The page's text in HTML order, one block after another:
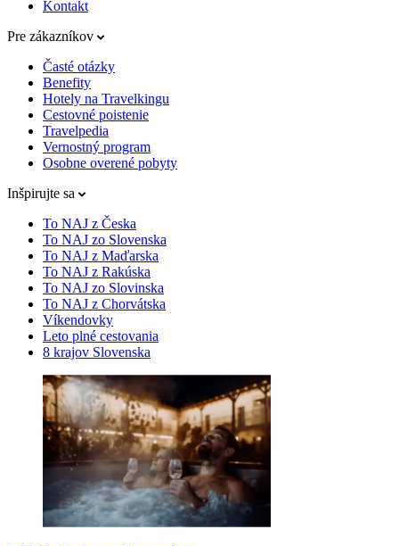
Kontakt
Pre zákazníkov
Časté otázky
Benefity
Hotely na Travelkingu
Cestovné poistenie
Travelpedia
Vernostný program
Osobne overené pobyty
Inšpirujte sa
To NAJ z Česka
To NAJ zo Slovenska
To NAJ z Maďarska
To NAJ z Rakúska
To NAJ zo Slovinska
To NAJ z Chorvátska
Víkendovky
Leto plné cestovania
8 krajov Slovenska